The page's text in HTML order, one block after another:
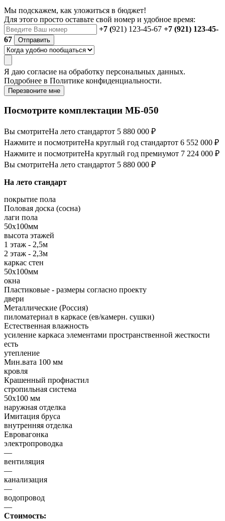
Мы подскажем, как уложиться в бюджет!
Для этого просто оставьте свой номер и удобное время:
+7 (921) 123-45-67 +7 (921) 123-45-
67
Отправить
Я даю согласие на обработку персональных данных.
Подробнее в Политике конфиденциальности.
Перезвоните мне
Посмотрите комплектации МБ-050
Вы смотритеНа лето стандартот 5 880 000 ₽
Нажмите и посмотритеНа круглый год стандартот 6 552 000 ₽
Нажмите и посмотритеНа круглый год премиумот 7 224 000 ₽
Вы смотритеНа лето стандартот 5 880 000 ₽
На лето стандарт
покрытие пола
Половая доска (сосна)
лаги пола
50х100мм
высота этажей
1 этаж - 2,5м
2 этаж - 2,3м
каркас стен
50х100мм
окна
Пластиковые - размеры согласно проекту
двери
Металлические (Россия)
пиломатериал в каркасе (ев/камерн. сушки)
Естественная влажность
усиление каркаса элементами пространственной жесткости
есть
утепление
Мин.вата 100 мм
кровля
Крашенный профнастил
стропильная система
50х100 мм
наружная отделка
Имитация бруса
внутренняя отделка
Евровагонка
электропроводка
—
вентиляция
—
канализация
—
водопровод
—
Стоимость: